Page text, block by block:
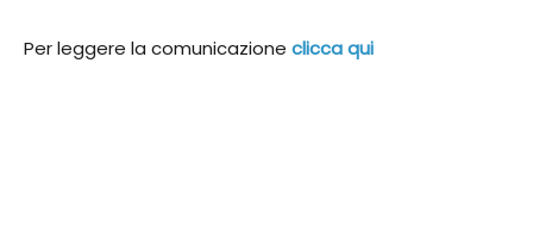
Per leggere la comunicazione clicca qui